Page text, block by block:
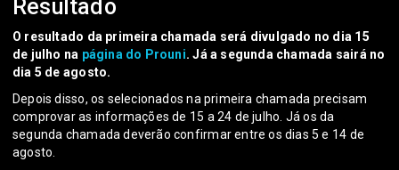
Resultado
O resultado da primeira chamada será divulgado no dia 15
de julho na página do Prouni. Já a segunda chamada sairá no
dia 5 de agosto.
Depois disso, os selecionados na primeira chamada precisam
comprovar as informações de 15 a 24 de julho. Já os da
segunda chamada deverão confirmar entre os dias 5 e 14 de
agosto.